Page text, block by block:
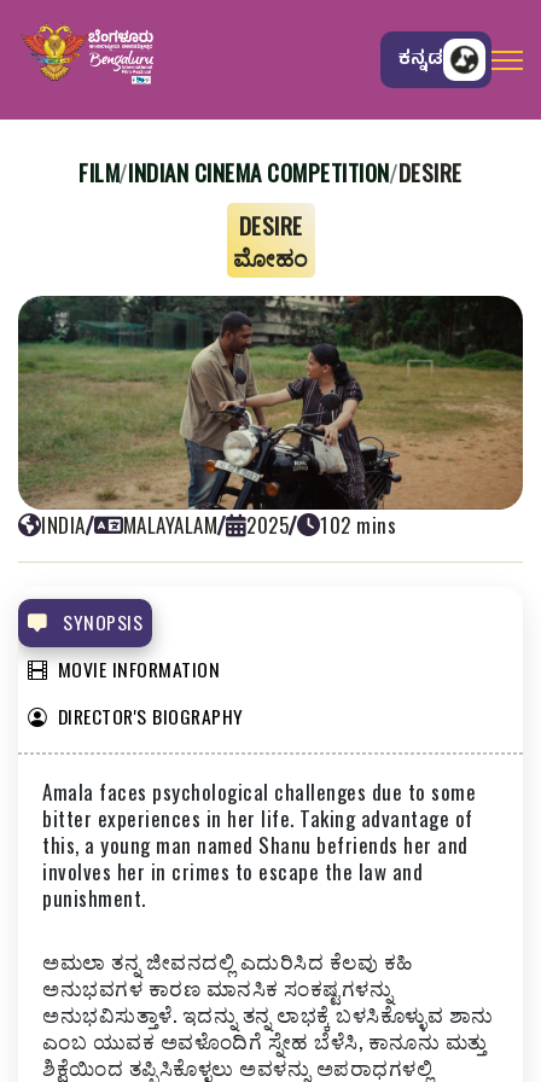
ಕನ್ನಡ
FILM/INDIAN CINEMA COMPETITION/DESIRE
DESIRE
ಮೋಹಂ
DESIRE
MOHAM
FAZIL RAZAK
INDIA/ MALAYALAM/ 2025/ 102 mins
SYNOPSIS
MOVIE INFORMATION
DIRECTOR'S BIOGRAPHY
Amala faces psychological challenges due to some
bitter experiences in her life. Taking advantage of
this, a young man named Shanu befriends her and
involves her in crimes to escape the law and
punishment.
ಅಮಲಾ ತನ್ನ ಜೀವನದಲ್ಲಿ ಎದುರಿಸಿದ ಕೆಲವು ಕಹಿ
ಅನುಭವಗಳ ಕಾರಣ ಮಾನಸಿಕ ಸಂಕಷ್ಟಗಳನ್ನು
ಅನುಭವಿಸುತ್ತಾಳೆ. ಇದನ್ನು ತನ್ನ ಲಾಭಕ್ಕೆ ಬಳಸಿಕೊಳ್ಳುವ ಶಾನು
ಎಂಬ ಯುವಕ ಅವಳೊಂದಿಗೆ ಸ್ನೇಹ ಬೆಳೆಸಿ, ಕಾನೂನು ಮತ್ತು
ಶಿಕ್ಷೆಯಿಂದ ತಪ್ಪಿಸಿಕೊಳ್ಳಲು ಅವಳನ್ನು ಅಪರಾಧಗಳಲ್ಲಿ